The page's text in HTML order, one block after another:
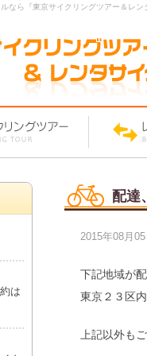
なら『東京サイクリングツアー＆レ
配達
2015年08月05
下記地域が
東京２３区
上記以外も
は